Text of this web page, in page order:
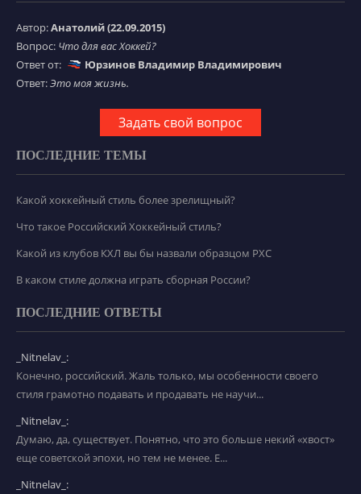
Автор:Анатолий (22.09.2015)
Вопрос: Что для вас Хоккей?
Ответ от:
Юрзинов Владимир Владимирович
Ответ:Это моя жизнь.
Задать свой вопрос
ПОСЛЕДНИЕ ТЕМЫ
Какой хоккейный стиль более зрелищный?
Что такое Российский Хоккейный стиль?
Какой из клубов КХЛ вы бы назвали образцом РХС
В каком стиле должна играть сборная России?
ПОСЛЕДНИЕ ОТВЕТЫ
_Nitnelav_:
Конечно, российский. Жаль только, мы особенности своего
стиля грамотно подавать и продавать не научи...
_Nitnelav_:
Думаю, да, существует. Понятно, что это больше некий «хвост»
еще советской эпохи, но тем не менее. Е...
_Nitnelav_: